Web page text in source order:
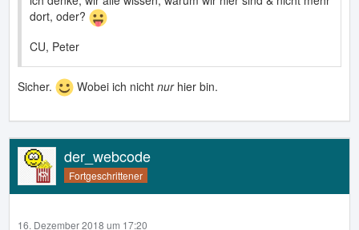
dort, oder?
CU, Peter
Sicher. Wobei ich nicht nurhier bin.
der_webcode
Fortgeschrittener
16. Dezember 2018 um 17:20